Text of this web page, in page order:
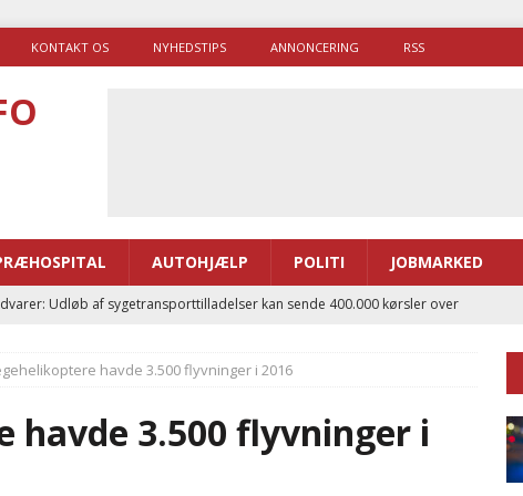
KONTAKT OS NYHEDSTIPS ANNONCERING RSS
AUTOHJÆLP POLITI JOBMARKED
Udløb af sygetransporttilladelser kan sende 400.000 kørsler over
ambulance og el-sygetransportvogn til Samsø
Brandvæsenerne brugte lidt længere tid på at komme af sted i 2025
havde 3.500 flyvninger i 2016
havde 3.500 flyvninger i